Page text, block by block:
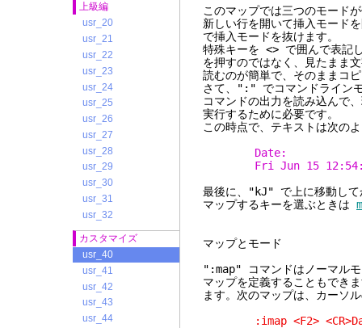
上級編
usr_20
usr_21
usr_22
usr_23
usr_24
usr_25
usr_26
usr_27
usr_28
usr_29
usr_30
usr_31
usr_32
カスタマイズ
usr_40
usr_41
usr_42
usr_43
usr_44
このマップでは三つのモード
新しい行を開いて挿入モー
で挿入モードを抜けます。
特殊キーを <> で囲んで表記
を押すのではなく、見たまま
読むのが簡単で、そのままコ
さて、":" でコマンドライ
コマンドの出力を読み込んで
実行するために必要です。
この時点で、テキストは次の
Date:
Fri Jun 15
最後に、"kJ" で上に移動して
マップするキーを選ぶときは
マップとモード
":map" コマンドはノーマルモ
マップを定義することもでき
ます。次のマップは、カーソ
:imap <F2>